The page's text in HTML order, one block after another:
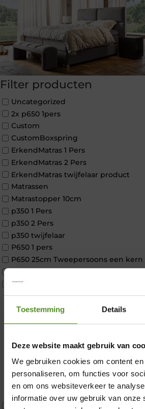
Toestemming Details
Deze website maakt gebruik van
We gebruiken cookies om content
personaliseren, om functies voor
en om ons websiteverkeer te
informatie over uw gebruik van onze
Filter producten
Uncategorized
2x p650 1pers
Custom
CustomBoxspring
ErkendMatras 1 Pers
ErkendMatras 2 Pers
ErkendMatras twijfelaar product
Matrassen
Matrastopper 10cm
p350 1 Pers
p350 2 Pers
p350 twijfelaar
P650 1 pers
P650 25cm Tweepersoons een kern
P650 Twijfelaar
Toppers
Maatvoering
1 persoon
Twijfelaar
Materiaal
Koudschuim
Traagschuim
Tweepersoons 1 kern